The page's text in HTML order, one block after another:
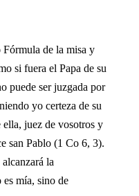
de la misa y
si fuera el Papa de su
puede ser juzgada por
yo certeza de su
juez de vosotros y
san Pablo (1 Co 6, 3).
la
mía, sino de